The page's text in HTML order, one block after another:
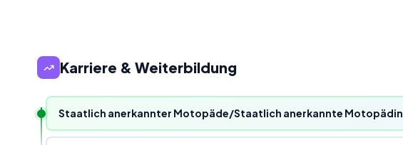
Karriere & Weiterbildung
Staatlich anerkannter Motopäde/Staatlich anerkannte Motopädin